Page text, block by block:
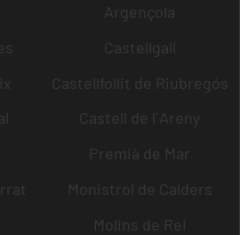
Argençola
Castellgalí
Castellfollit de Riubregós
Castell de l´Areny
Premià de Mar
Monistrol de Calders
Molins de Rei